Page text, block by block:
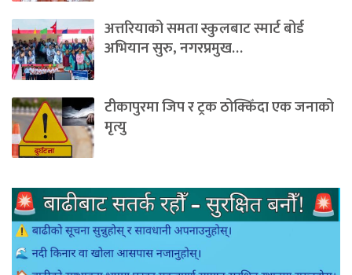
अत्तरियाको समता स्कुलबाट स्मार्ट बोर्ड
अभियान सुरु, नगरप्रमुख…
टीकापुरमा जिप र ट्रक ठोक्किँदा एक जनाको
मृत्यु